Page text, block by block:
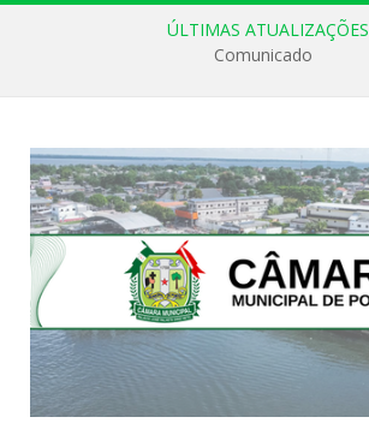
ÚLTIMAS
Comunicado